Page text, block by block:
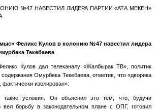
№47 НАВЕСТИЛ ЛИДЕРА ПАРТИИ «АТА МЕКЕН»
Феликс Кулов в колонию №47 навестил лидера
Текебаева
Кулов дал телеканалу «Жалбырак ТВ», политик
Омурбека Текебаева, отметив, что «дворика
фактически изолирован»:
условия. Он объяснил это тем, что, будучи
вел борьбу в законодательном плане с ОПГ, готовил